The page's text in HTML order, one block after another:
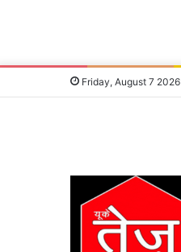
Friday, August 7 2026